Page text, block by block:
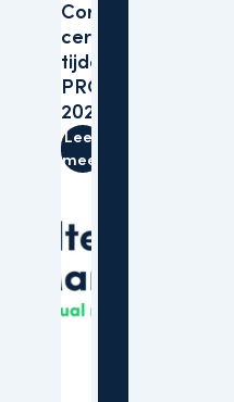
Corp™-
certificering
tijdens
PROVADA
2026
Lees
meer